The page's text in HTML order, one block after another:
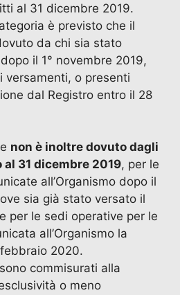
al 31 dicembre 2019.
è previsto che il
da chi sia stato
il 1° novembre 2019,
o presenti
dal Registro entro il 28
non è inoltre dovuto dagli
31 dicembre 2019, per le
all’Organismo dopo il
sia già stato versato il
per le sedi operative per le
all’Organismo la
2020.
commisurati alla
o meno